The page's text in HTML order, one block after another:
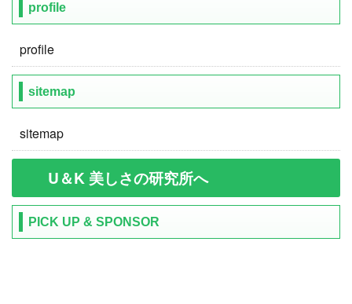
profile
profile
sitemap
sitemap
U＆K 美しさの研究所へ
PICK UP & SPONSOR